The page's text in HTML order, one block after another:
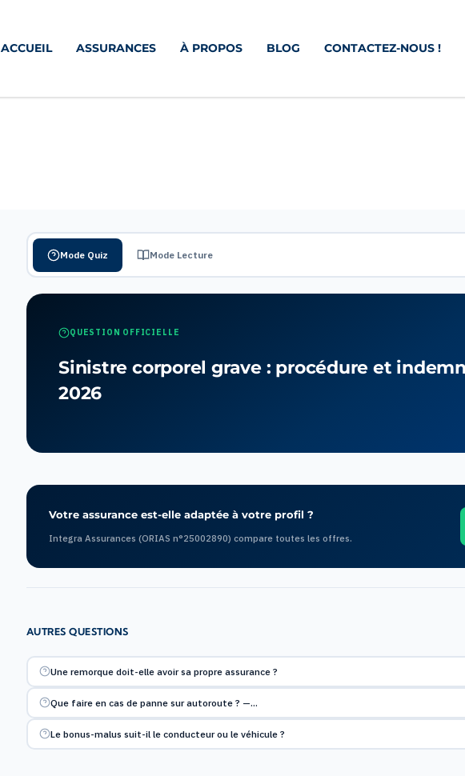
ACCUEIL ASSURANCES À PROPOS BLOG CONTACTEZ-NOUS !
Mode Quiz Mode Lecture
QUESTION OFFICIELLE
Sinistre corporel grave : procédure et
2026
Votre assurance est-elle adaptée à votre profil ?
Integra Assurances (ORIAS n°25002890) compare toutes les offres.
AUTRES QUESTIONS
Une remorque doit-elle avoir sa propre assurance ?
Que faire en cas de panne sur autoroute ? —…
Le bonus-malus suit-il le conducteur ou le véhicule ?